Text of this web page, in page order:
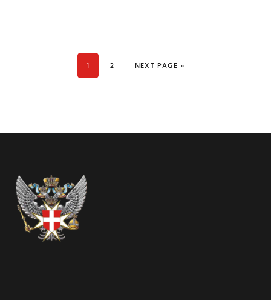
PAGE
1 PAGE
2 GO TO
NEXT PAGE »
Footer